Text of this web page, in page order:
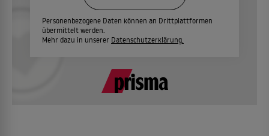
Personenbezogene Daten können an Drittplattformen
übermittelt werden.
Mehr dazu in unserer Datenschutzerklärung.